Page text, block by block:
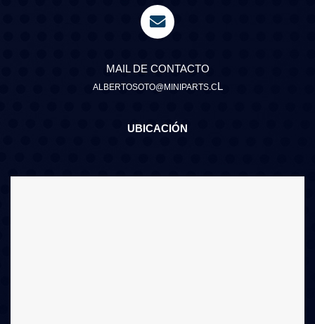
MAIL DE CONTACTO
ALBERTOSOTO@MINIPARTS.CL
UBICACIÓN